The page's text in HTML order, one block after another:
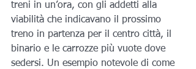
treni in un’ora, con gli addetti alla
viabilità che indicavano il prossimo
treno in partenza per il centro città, il
binario e le carrozze più vuote dove
sedersi. Un esempio notevole di come